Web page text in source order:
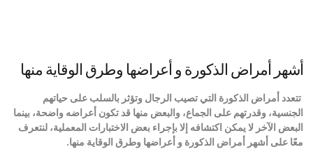
أشهر أمراض الذكورة و أعراضها وطرق الوقاية منها
تتعدد أمراض الذكورة التي تصيب الرجال وتؤثر بالسلب على حياتهم
الجنسية، وقدرتهم على الجماع، والبعض منها قد تكون أعراضه واضحة، بينما
البعض الآخر لا يمكن اكتشافه إلا بإجراء بعض الاختبارات المعملية، لنتعرف
معًا على أشهر أمراض الذكورة و أعراضها وطرق الوقاية منها.